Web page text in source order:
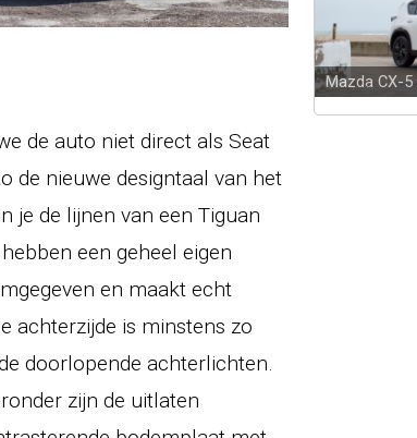
de auto niet direct als Seat
de nieuwe designtaal van het
je de lijnen van een Tiguan
een geheel eigen
en maakt echt
achterzijde is minstens zo
doorlopende achterlichten.
zijn de uitlaten
Mazda CX-5